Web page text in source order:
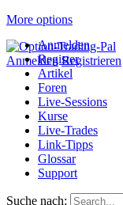
More options
Anmelden Registrieren
Anmelden
Register
Artikel
Foren
Live-Sessions
Kurse
Live-Trades
Link-Tipps
Glossar
Support
Suche nach: